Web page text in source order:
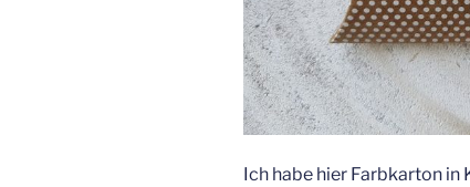
Ich habe hier Farbkarton in